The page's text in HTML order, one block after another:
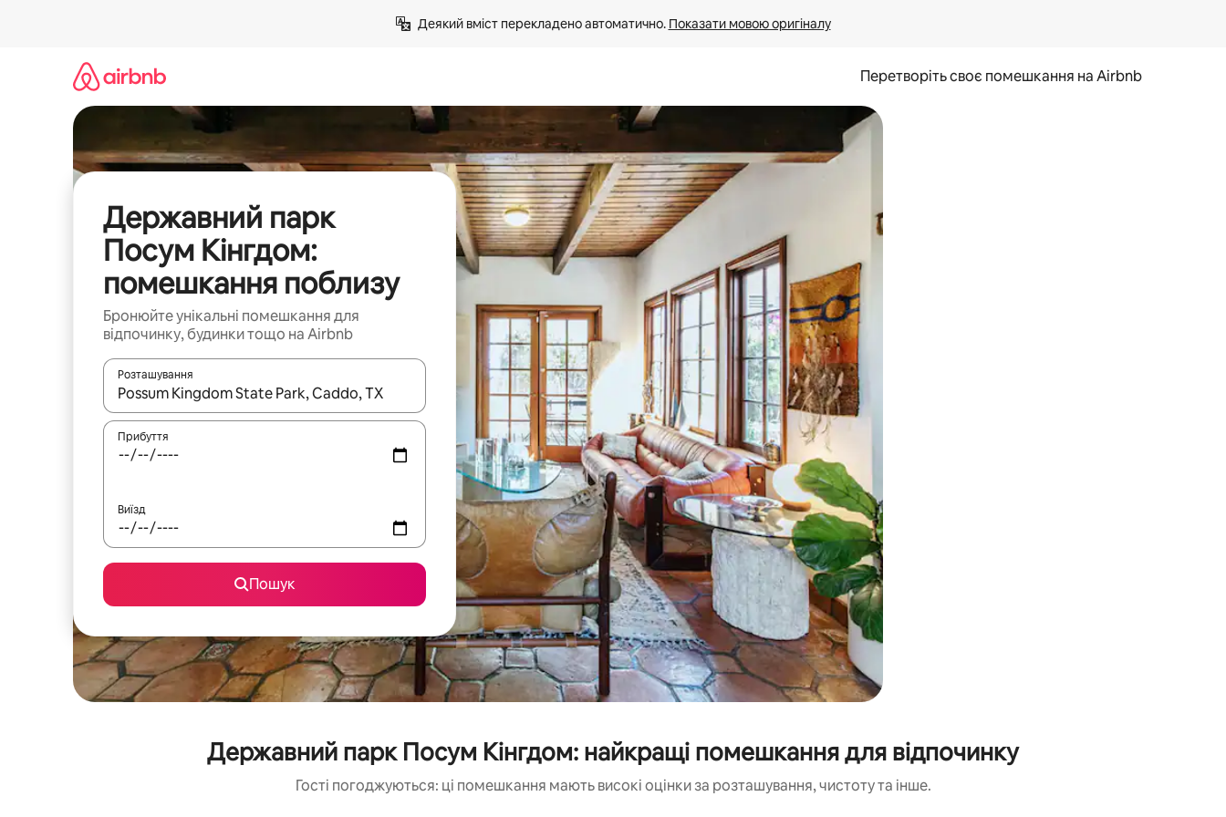
Деякий вміст перекладено автоматично. Показати мовою оригіналу
Перетворіть своє помешкання на Airbnb
Державний парк
Посум Кінгдом:
помешкання поблизу
Бронюйте унікальні помешкання для
відпочинку, будинки тощо на Airbnb
Розташування
Отримавши результати пошуку, використовуйте для навігації сторінкою клавіші зі стрілками вгору та вниз або жести дотику та гортання.
Прибуття
Виїзд
Пошук
Державний парк Посум Кінгдом: найкращі помешкання для відпочинку
Гості погоджуються: ці помешкання мають високі оцінки за розташування, чистоту та інше.